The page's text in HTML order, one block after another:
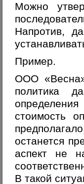
Можно
Напротив,
Пример.
ООО
политика
стоимость
останется
аспект не
В такой